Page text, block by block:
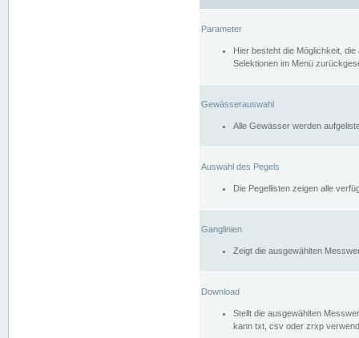
Parameter
Hier besteht die Möglichkeit,
Selektionen im Menü
Gewässerauswahl
Alle Gewässer werden
Auswahl des Pegels
Die Pegellisten zeigen alle
Ganglinien
Zeigt die ausgewählten
Download
Stellt die ausgewählten
kann txt, csv oder zrxp